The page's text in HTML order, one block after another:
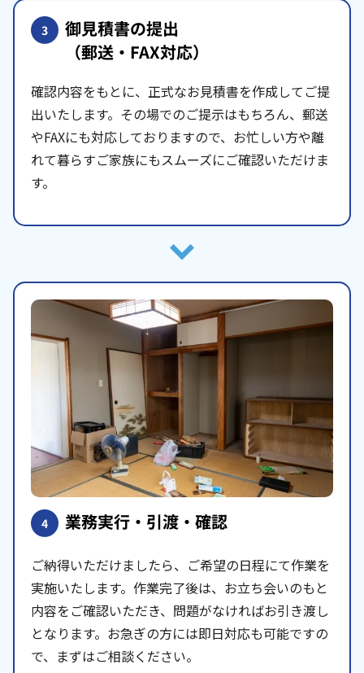
3 御見積書の提出
（郵送・FAX対応）
確認内容をもとに、正式なお見積書を作成してご提
出いたします。その場でのご提示はもちろん、郵送
やFAXにも対応しておりますので、お忙しい方や離
れて暮らすご家族にもスムーズにご確認いただけま
す。
4 業務実行・引渡・確認
ご納得いただけましたら、ご希望の日程にて作業を
実施いたします。作業完了後は、お立ち会いのもと
内容をご確認いただき、問題がなければお引き渡し
となります。お急ぎの方には即日対応も可能ですの
で、まずはご相談ください。